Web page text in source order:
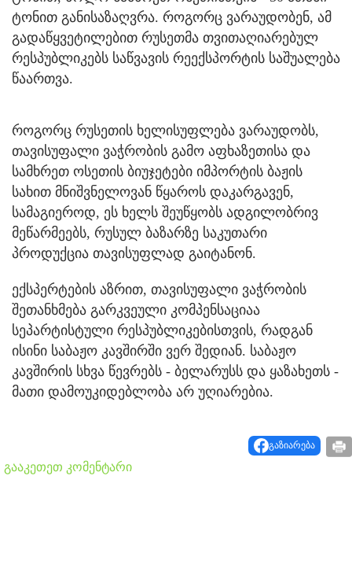
ტონით განისაზაღვრა. როგორც ვარაუდობენ, ამ
გადაწყვეტილებით რუსეთმა თვითაღიარებულ
რესპუბლიკებს საწვავის რეექსპორტის საშუალება
წაართვა.
როგორც რუსეთის ხელისუფლება ვარაუდობს,
თავისუფალი ვაჭრობის გამო აფხაზეთისა და
სამხრეთ ოსეთის ბიუჯეტები იმპორტის ბაჟის
სახით მნიშვნელოვან წყაროს დაკარგავენ,
სამაგიეროდ, ეს ხელს შეუწყობს ადგილობრივ
მეწარმეებს, რუსულ ბაზარზე საკუთარი
პროდუქცია თავისუფლად გაიტანონ.
ექსპერტების აზრით, თავისუფალი ვაჭრობის
შეთანხმება გარკვეული კომპენსაციაა
სეპარტისტული რესპუბლიკებისთვის, რადგან
ისინი საბაჟო კავშირში ვერ შედიან. საბაჟო
კავშირის სხვა წევრებს - ბელარუსს და ყაზახეთს -
მათი დამოუკიდებლობა არ უღიარებია.
გაზიარება
გააკეთეთ კომენტარი